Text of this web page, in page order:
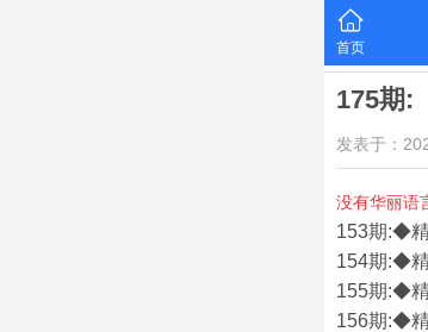
首页
175期:
发表于：
没有华丽语
153期:◆
154期:◆
155期:◆
156期:◆